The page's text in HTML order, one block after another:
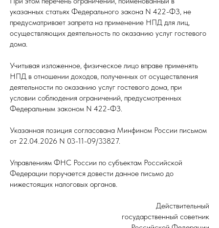
указанных статьях Федерального закона N 422-ФЗ, не
предусматривает запрета на применение НПД для лиц,
осуществляющих деятельность по оказанию услуг гостевого
дома.
Учитывая изложенное, физическое лицо вправе применять
НПД в отношении доходов, полученных от осуществления
деятельности по оказанию услуг гостевого дома, при
условии соблюдения ограничений, предусмотренных
Федеральным законом N 422-ФЗ.
Указанная позиция согласована Минфином России письмом
от 22.04.2026 N 03-11-09/33827.
Управлениям ФНС России по субъектам Российской
Федерации поручается довести данное письмо до
нижестоящих налоговых органов.
Действительный
государственный советник